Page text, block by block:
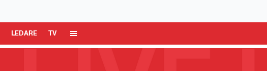
LEDARE TV
AB är ansvarig för dina data på denna webbplats.